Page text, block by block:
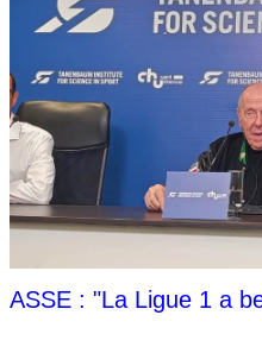
ASSE : "La Ligue 1 a